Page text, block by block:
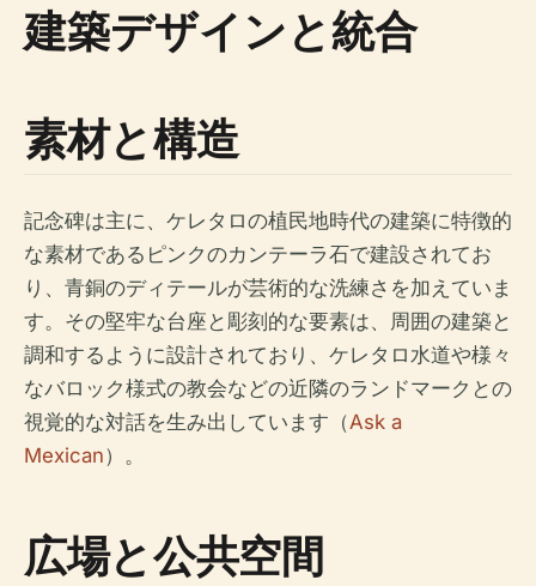
建築デザインと統合
素材と構造
記念碑は主に、ケレタロの植民地時代の建築に特徴的
な素材であるピンクのカンテーラ石で建設されてお
り、青銅のディテールが芸術的な洗練さを加えていま
す。その堅牢な台座と彫刻的な要素は、周囲の建築と
調和するように設計されており、ケレタロ水道や様々
なバロック様式の教会などの近隣のランドマークとの
視覚的な対話を生み出しています（Ask a
Mexican）。
広場と公共空間